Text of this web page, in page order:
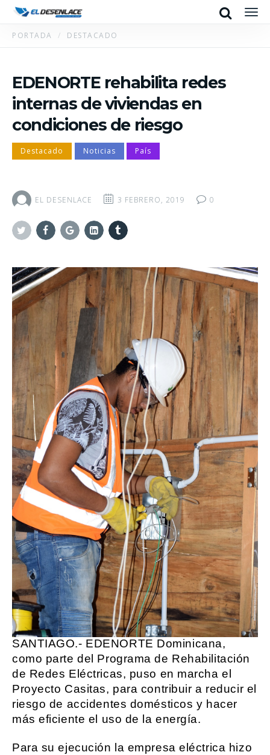
Search
PORTADA DESTACADO
EDENORTE rehabilita redes
internas de viviendas en
condiciones de riesgo
Destacado Noticias País
EL DESENLACE 3 FEBRERO, 2019 0
SANTIAGO.- EDENORTE Dominicana,
como parte del Programa de Rehabilitación
de Redes Eléctricas, puso en marcha el
Proyecto Casitas, para contribuir a reducir el
riesgo de accidentes domésticos y hacer
más eficiente el uso de la energía.
Para su ejecución la empresa eléctrica hizo